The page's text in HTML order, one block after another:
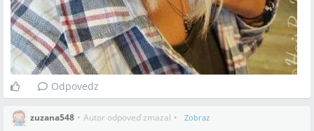
Odpovedz
zuzana548 • Autor odpoveď zmazal • Zobraz